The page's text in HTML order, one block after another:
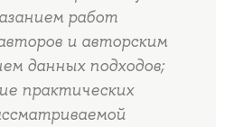
работ
и авторским
данных подходов;
практических